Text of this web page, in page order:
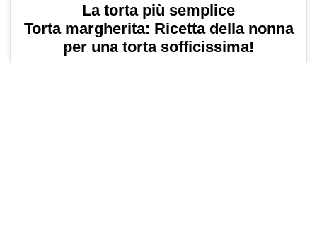
La torta più semplice
Torta margherita: Ricetta della nonna
per una torta sofficissima!